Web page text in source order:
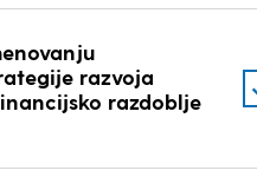
razvoja
razdoblje